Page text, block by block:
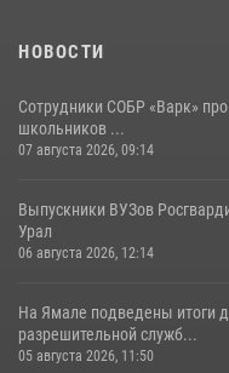
НОВОСТИ
Сотрудники СОБР «Варк»
школьников ...
07 августа 2026, 09:14
Выпускники ВУЗов
Урал
06 августа 2026, 12:14
На Ямале подведены итоги
разрешительной служб...
05 августа 2026, 11:50